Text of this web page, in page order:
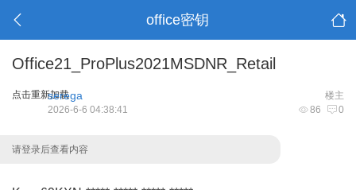
office密钥
Office21_ProPlus2021MSDNR_Retail
点击重新加载 楼主
serega
86 0
2026-6-6 04:38:41
请登录后查看内容